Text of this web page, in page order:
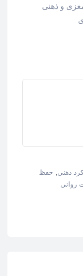
و ذهنی
ذهنی
حفظ
روانی